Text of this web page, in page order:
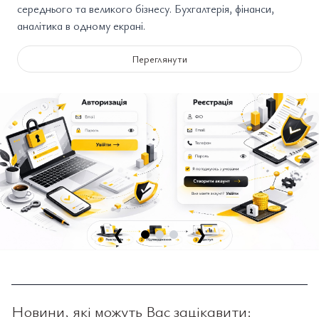
середнього та великого бізнесу. Бухгалтерія, фінанси,
аналітика в одному екрані.
Переглянути
❮ ❯
Новини, які можуть Вас зацікавити: